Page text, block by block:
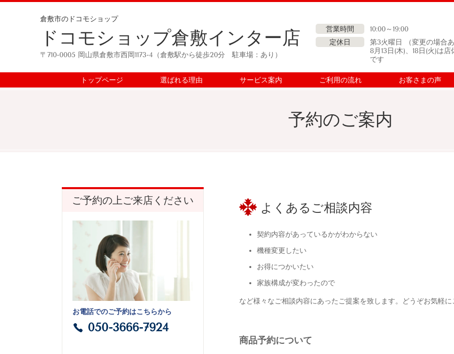
倉敷市のドコモショップ
ドコモショップ倉敷インター店
〒710-0005 岡山県倉敷市西岡1173-4（倉敷駅から徒歩20分 駐車場：あり）
営業時間
10:00～19:00
定休日
第3火曜日 （変更の場合あ
8月13日(木)、18日(火)は店
です
トップページ 選ばれる理由 サービス案内 ご利用の流れ お客さまの声
予約のご案内
よくあるご相談内容
契約内容があっているかがわからない
機種変更したい
お得につかいたい
家族構成が変わったので
など様々なご相談内容にあったご提案を致します。どうぞお気軽に
商品予約について
ご予約の上ご来店ください
お電話でのご予約はこちらから
050-3666-7924